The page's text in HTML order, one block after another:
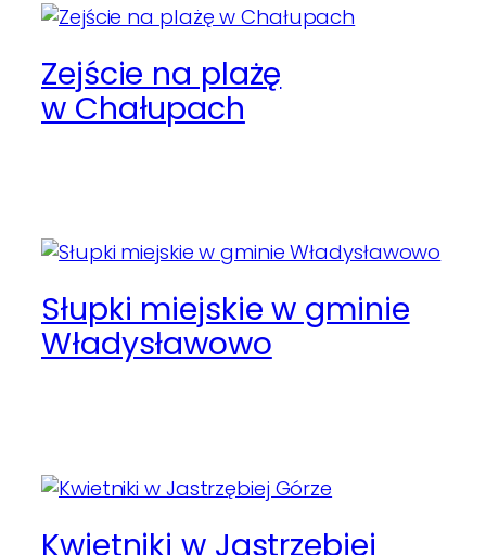
Zejście na plażę
w Chałupach
Słupki miejskie w gminie
Władysławowo
Kwietniki w Jastrzębiej